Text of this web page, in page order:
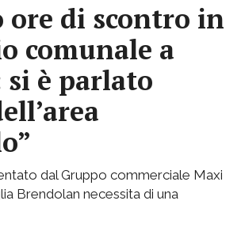
ore di scontro in
comunale a
è parlato
dal Gruppo commerciale Maxi
Brendolan necessita di una